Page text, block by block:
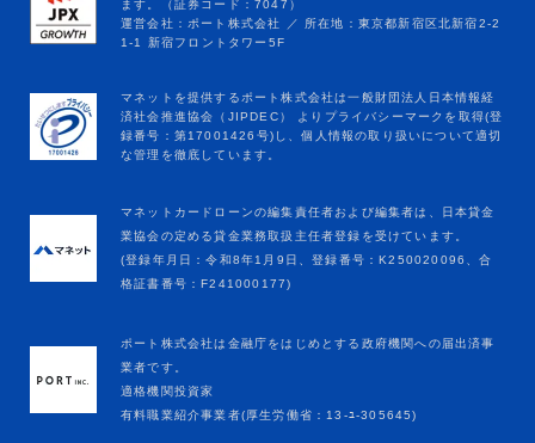
マネットカードローンの編集責任者および編集者は、日本貸金
業協会の定める貸金業務取扱主任者登録を受けています。
(登録年月日：令和8年1月9日、登録番号：K250020096、合
格証書番号：F241000177)
ポート株式会社は金融庁をはじめとする政府機関への届出済事
業者です。
適格機関投資家
有料職業紹介事業者(厚生労働省：13-ﾕ-305645)